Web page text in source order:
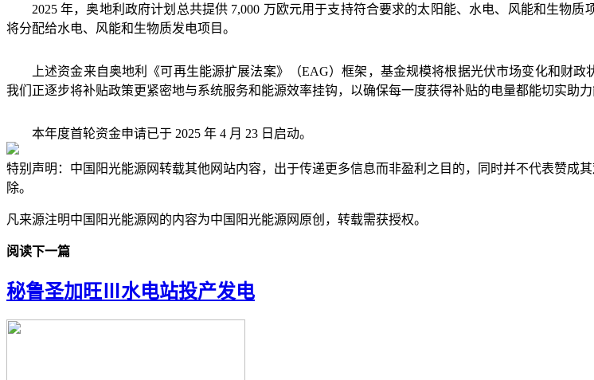
2025 年，奥地利政府计划总共提供 7,000 万欧元用于支持符合要求的太阳能、水电、风能和生物
将分配给水电、风能和生物质发电项目。
上述资金来自奥地利《可再生能源扩展法案》（EAG）框架，基金规模将根据光伏市场变化和财
我们正逐步将补贴政策更紧密地与系统服务和能源效率挂钩，以确保每一度获得补贴的电量都能切实助
本年度首轮资金申请已于 2025 年 4 月 23 日启动。
特别声明：中国阳光能源网转载其他网站内容，出于传递更多信息而非盈利之目的，同时并不代表赞成
除。
凡来源注明中国阳光能源网的内容为中国阳光能源网原创，转载需获授权。
阅读下一篇
秘鲁圣加旺Ⅲ水电站投产发电